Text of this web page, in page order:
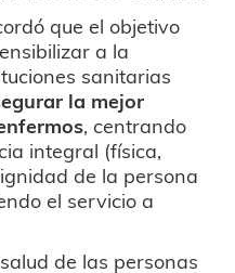
que el objetivo
a la
sanitarias
la mejor
, centrando
integral (física,
de la persona
el servicio a
de las personas